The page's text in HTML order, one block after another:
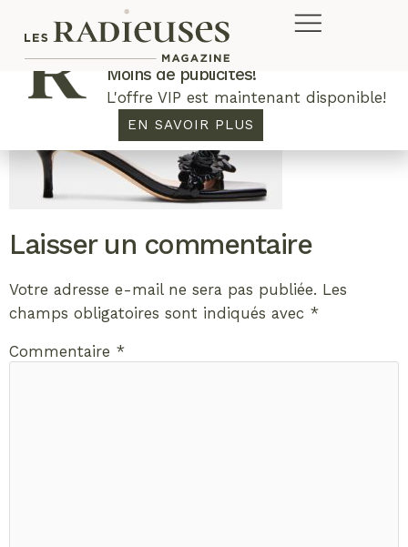
Laisser un commentaire
Votre adresse e-mail ne sera pas publiée. Les
champs obligatoires sont indiqués avec *
Commentaire *
Plus de concours. Plus de rabais.
Moins de publicités!
L'offre VIP est maintenant disponible!
EN SAVOIR PLUS